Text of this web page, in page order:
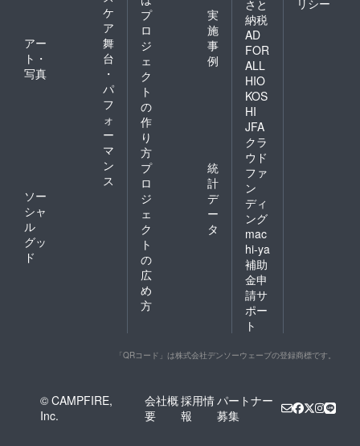
ケ
ア
アー
ト・
写真
舞
台
・
パ
フ
ォ
ー
マ
ン
ス
ソー
シャ
ル
グッ
ド
プ
ロ
ジ
ェ
ク
ト
の
作
り
方
実
施
事
例
プ
ロ
ジ
ェ
ク
ト
の
広
め
方
統
計
デ
ー
タ
さと
納税
AD
FOR
ALL
HIO
KOS
HI
JFA
クラ
ウド
ファ
ン
ディ
ング
mac
hi-ya
補助
金申
請サ
ポー
ト
「QRコード」は株式会社デンソーウェーブの登録商標です。
© CAMPFIRE,
Inc.
会社概
要
採用情
報
パートナー
募集